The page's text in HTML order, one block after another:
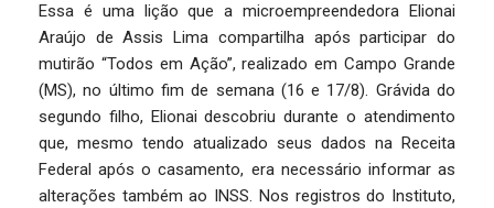
Essa é uma lição que a microempreendedora Elionai
Araújo de Assis Lima compartilha após participar do
mutirão “Todos em Ação”, realizado em Campo Grande
(MS), no último fim de semana (16 e 17/8). Grávida do
segundo filho, Elionai descobriu durante o atendimento
que, mesmo tendo atualizado seus dados na Receita
Federal após o casamento, era necessário informar as
alterações também ao INSS. Nos registros do Instituto,